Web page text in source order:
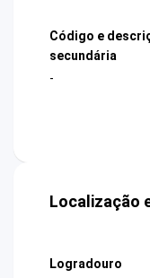
Código e
secundária
-
Localização
Logradouro